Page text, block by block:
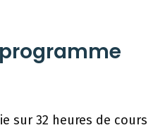
sur 32 heures de cours